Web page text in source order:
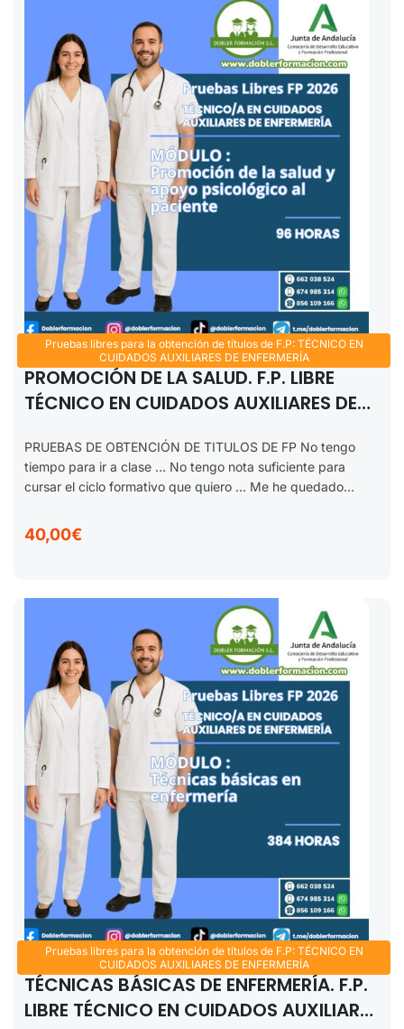
Pruebas libres para la obtención de títulos de F.P: TÉCNICO EN
CUIDADOS AUXILIARES DE ENFERMERÍA
PROMOCIÓN DE LA SALUD. F.P. LIBRE
TÉCNICO EN CUIDADOS AUXILIARES DE
PRUEBAS DE OBTENCIÓN DE TITULOS DE FP No tengo
tiempo para ir a clase … No tengo nota suficiente para
cursar el ciclo formativo que quiero … Me he quedado...
40,00€
Pruebas libres para la obtención de títulos de F.P: TÉCNICO EN
CUIDADOS AUXILIARES DE ENFERMERÍA
TÉCNICAS BÁSICAS DE ENFERMERÍA. F.P.
LIBRE TÉCNICO EN CUIDADOS AUXILIARES